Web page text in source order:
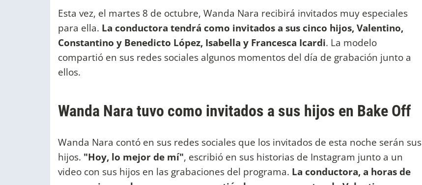
Esta vez, el martes 8 de octubre, Wanda Nara recibirá invitados muy especiales
para ella. La conductora tendrá como invitados a sus cinco hijos, Valentino,
Constantino y Benedicto López, Isabella y Francesca Icardi. La modelo
compartió en sus redes sociales algunos momentos del día de grabación junto a
ellos.
Wanda Nara tuvo como invitados a sus hijos en Bake Off
Wanda Nara contó en sus redes sociales que los invitados de esta noche serán sus
hijos. "Hoy, lo mejor de mí", escribió en sus historias de Instagram junto a un
video con sus hijos en las grabaciones del programa. La conductora, a horas de